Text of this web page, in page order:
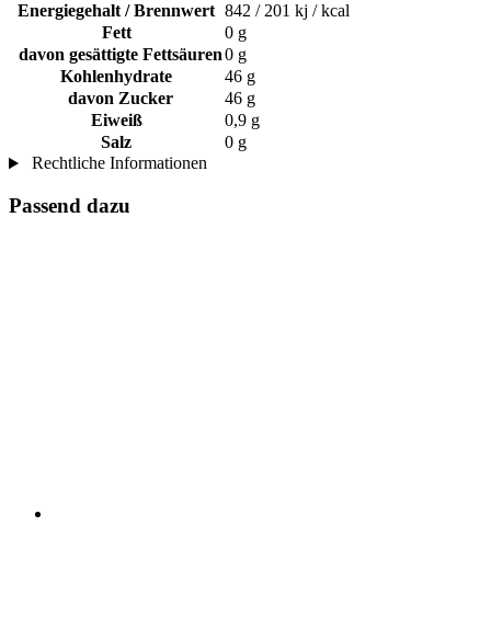
Energiegehalt / Brennwert 842 / 201 kj / kcal
Fett
0 g
davon gesättigte Fettsäuren0 g
Kohlenhydrate
46 g
davon Zucker
46 g
Eiweiß
0,9 g
Salz
0 g
Rechtliche Informationen
Passend dazu